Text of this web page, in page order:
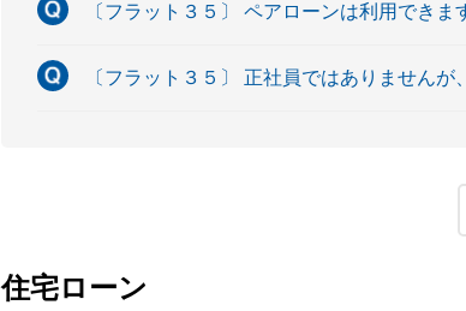
〔フラット３５〕 ペアローンは利用できま
〔フラット３５〕 正社員ではありません
住宅ローン